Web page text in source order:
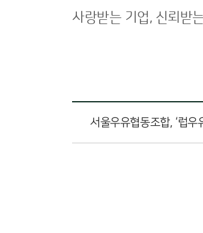
사랑받는 기업, 신뢰받
서울우유협동조합, ‘럽우